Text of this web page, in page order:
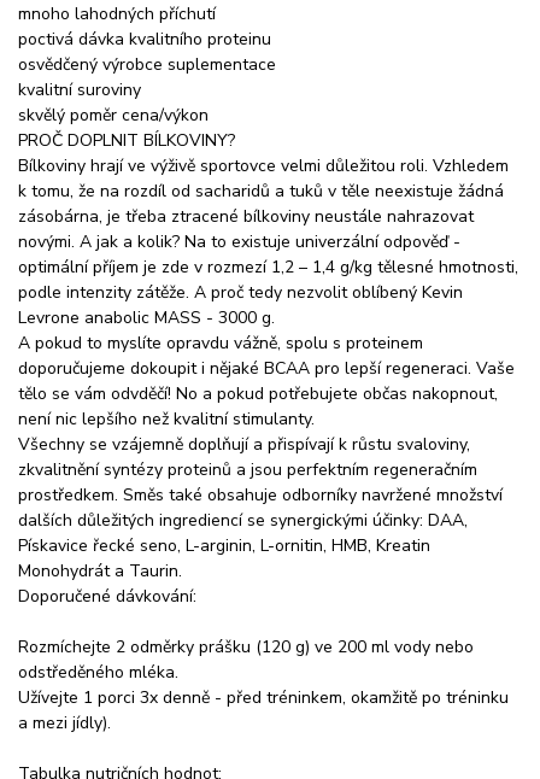
mnoho lahodných příchutí
poctivá dávka kvalitního proteinu
osvědčený výrobce suplementace
kvalitní suroviny
skvělý poměr cena/výkon
PROČ DOPLNIT BÍLKOVINY?
Bílkoviny hrají ve výživě sportovce velmi důležitou roli. Vzhledem
k tomu, že na rozdíl od sacharidů a tuků v těle neexistuje žádná
zásobárna, je třeba ztracené bílkoviny neustále nahrazovat
novými. A jak a kolik? Na to existuje univerzální odpověď -
optimální příjem je zde v rozmezí 1,2 – 1,4 g/kg tělesné hmotnosti,
podle intenzity zátěže. A proč tedy nezvolit oblíbený Kevin
Levrone anabolic MASS - 3000 g.
A pokud to myslíte opravdu vážně, spolu s proteinem
doporučujeme dokoupit i nějaké BCAA pro lepší regeneraci. Vaše
tělo se vám odvděčí! No a pokud potřebujete občas nakopnout,
není nic lepšího než kvalitní stimulanty.
Všechny se vzájemně doplňují a přispívají k růstu svaloviny,
zkvalitnění syntézy proteinů a jsou perfektním regeneračním
prostředkem. Směs také obsahuje odborníky navržené množství
dalších důležitých ingrediencí se synergickými účinky: DAA,
Pískavice řecké seno, L-arginin, L-ornitin, HMB, Kreatin
Monohydrát a Taurin.
Doporučené dávkování:
Rozmíchejte 2 odměrky prášku (120 g) ve 200 ml vody nebo
odstředěného mléka.
Užívejte 1 porci 3x denně - před tréninkem, okamžitě po tréninku
a mezi jídly).
Tabulka nutričních hodnot: